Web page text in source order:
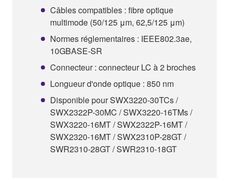
Câbles compatibles : fibre optique
multimode (50/125 μm, 62,5/125 μm)
Normes réglementaires : IEEE802.3ae,
10GBASE-SR
Connecteur : connecteur LC à 2 broches
Longueur d'onde optique : 850 nm
Disponible pour SWX3220-30TCs /
SWX2322P-30MC / SWX3220-16TMs /
SWX3220-16MT / SWX2322P-16MT /
SWX2320-16MT / SWX2310P-28GT /
SWR2310-28GT / SWR2310-18GT